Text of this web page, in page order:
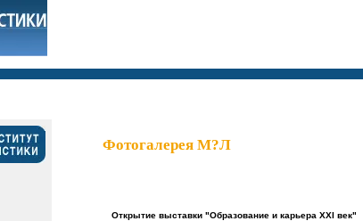
Фотогалерея М?Л
Открытие выставки "Образование и карьера XXI век"